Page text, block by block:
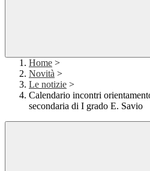
Home >
Novità >
Le notizie >
Calendario incontri
secondaria di I grado E. Savio